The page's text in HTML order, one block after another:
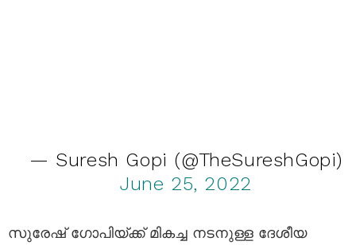
— Suresh Gopi (@TheSureshGopi)
June 25, 2022
സുരേഷ് ഗോപിയ്ക്ക് മികച്ച നടനുള്ള ദേശീയ